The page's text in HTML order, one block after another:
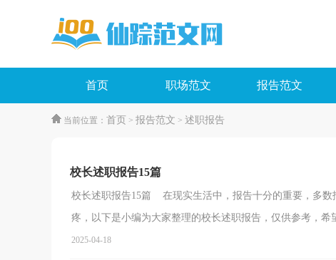
首页 职场范文 报告范文
当前位置： 首页 > 报告范文 > 述职报告
校长述职报告15篇
校长述职报告15篇 在现实生活中，报告十分的重要，多
疼，以下是小编为大家整理的校长述职报告，仅供参考，希
2025-04-18